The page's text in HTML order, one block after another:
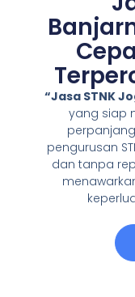
“Jasa STNK
yang siap
pengurusan
dan tanpa